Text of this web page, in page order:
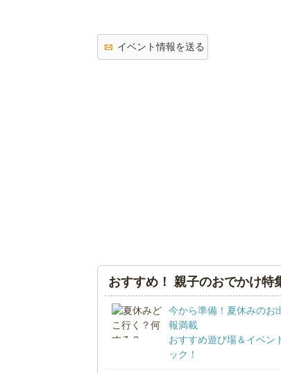
イベント情報を送る
おすすめ！ 親子のおでかけ特
今から準備！夏休みのお
報満載
おすすめ遊び場＆イベン
ック！